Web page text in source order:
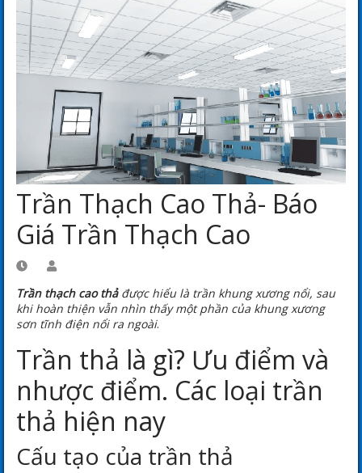
Trần Thạch Cao Thả- Báo
Giá Trần Thạch Cao
Trần thạch cao thảđược hiểu là trần khung xương nổi, sau
khi hoàn thiện vẫn nhìn thấy một phần của khung xương
sơn tĩnh điện nổi ra ngoài.
Trần thả là gì? Ưu điểm và
nhược điểm. Các loại trần
thả hiện nay
Cấu tạo của trần thả